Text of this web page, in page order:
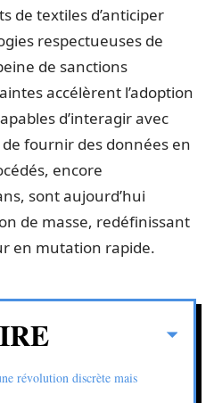
de textiles d’anticiper
respectueuses de
de sanctions
accélèrent l’adoption
d’interagir avec
fournir des données en
encore
sont aujourd’hui
de masse, redéfinissant
en mutation rapide.
révolution discrète mais